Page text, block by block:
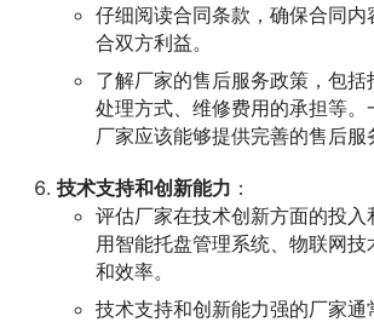
仔细阅读合同条款，确保合同
合双方利益。
了解厂家的售后服务政策，包括
处理方式、维修费用的承担等
厂家应该能够提供完善的售后服
技术支持和创新能力 ：
评估厂家在技术创新方面的投
用智能托盘管理系统、物联网
和效率。
技术支持和创新能力强的厂家通